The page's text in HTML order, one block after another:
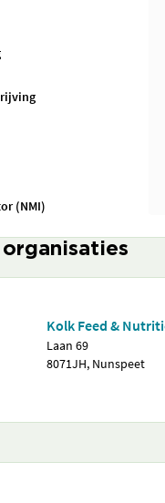
(NMI)
Kolk Feed &
Laan 69
8071JH, Nunspeet